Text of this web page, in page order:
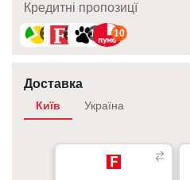
Кредитні пропозицї
10 10 10 10
Доставка
Київ Україна